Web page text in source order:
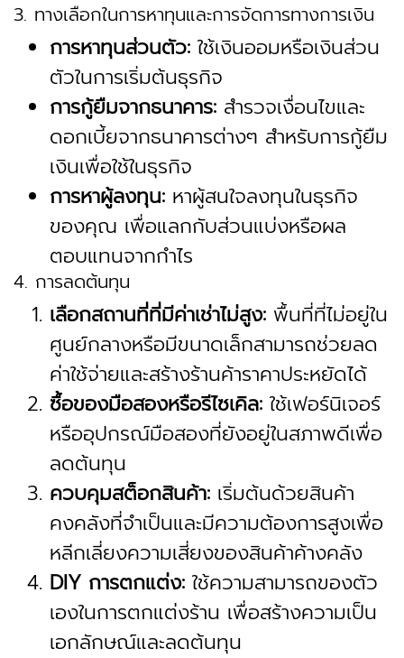
3. ทางเลือกในการหาทุนและการจัดการทางการเงิน
การหาทุนส่วนตัว: ใช้เงินออมหรือเงินส่วน
ตัวในการเริ่มต้นธุรกิจ
การกู้ยืมจากธนาคาร: สำรวจเงื่อนไขและ
ดอกเบี้ยจากธนาคารต่างๆ สำหรับการกู้ยืม
เงินเพื่อใช้ในธุรกิจ
การหาผู้ลงทุน: หาผู้สนใจลงทุนในธุรกิจ
ของคุณ เพื่อแลกกับส่วนแบ่งหรือผล
ตอบแทนจากกำไร
4. การลดต้นทุน
เลือกสถานที่ที่มีค่าเช่าไม่สูง: พื้นที่ที่ไม่อยู่ใน
ศูนย์กลางหรือมีขนาดเล็กสามารถช่วยลด
ค่าใช้จ่ายและสร้างร้านค้าราคาประหยัดได้
ซื้อของมือสองหรือรีไซเคิล: ใช้เฟอร์นิเจอร์
หรืออุปกรณ์มือสองที่ยังอยู่ในสภาพดีเพื่อ
ลดต้นทุน
ควบคุมสต็อกสินค้า: เริ่มต้นด้วยสินค้า
คงคลังที่จำเป็นและมีความต้องการสูงเพื่อ
หลีกเลี่ยงความเสี่ยงของสินค้าค้างคลัง
DIY การตกแต่ง: ใช้ความสามารถของตัว
เองในการตกแต่งร้าน เพื่อสร้างความเป็น
เอกลักษณ์และลดต้นทุน